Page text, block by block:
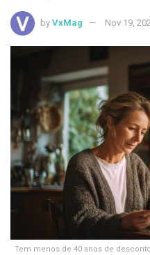
by VxMag Nov 19,
Tem menos de 40 anos de